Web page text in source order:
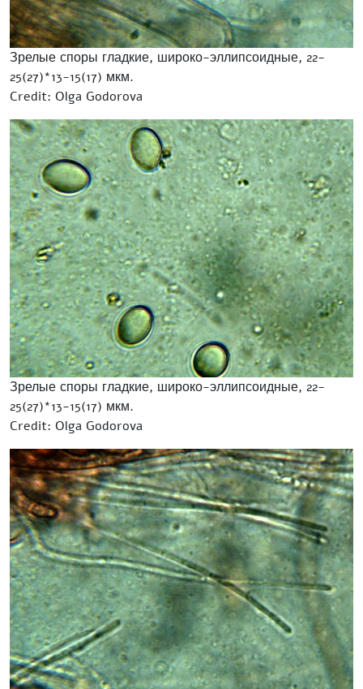
Зрелые споры гладкие, широко-эллипсоидные, 22-
25(27)*13-15(17) мкм.
Credit: Olga Godorova
Зрелые споры гладкие, широко-эллипсоидные, 22-
25(27)*13-15(17) мкм.
Credit: Olga Godorova